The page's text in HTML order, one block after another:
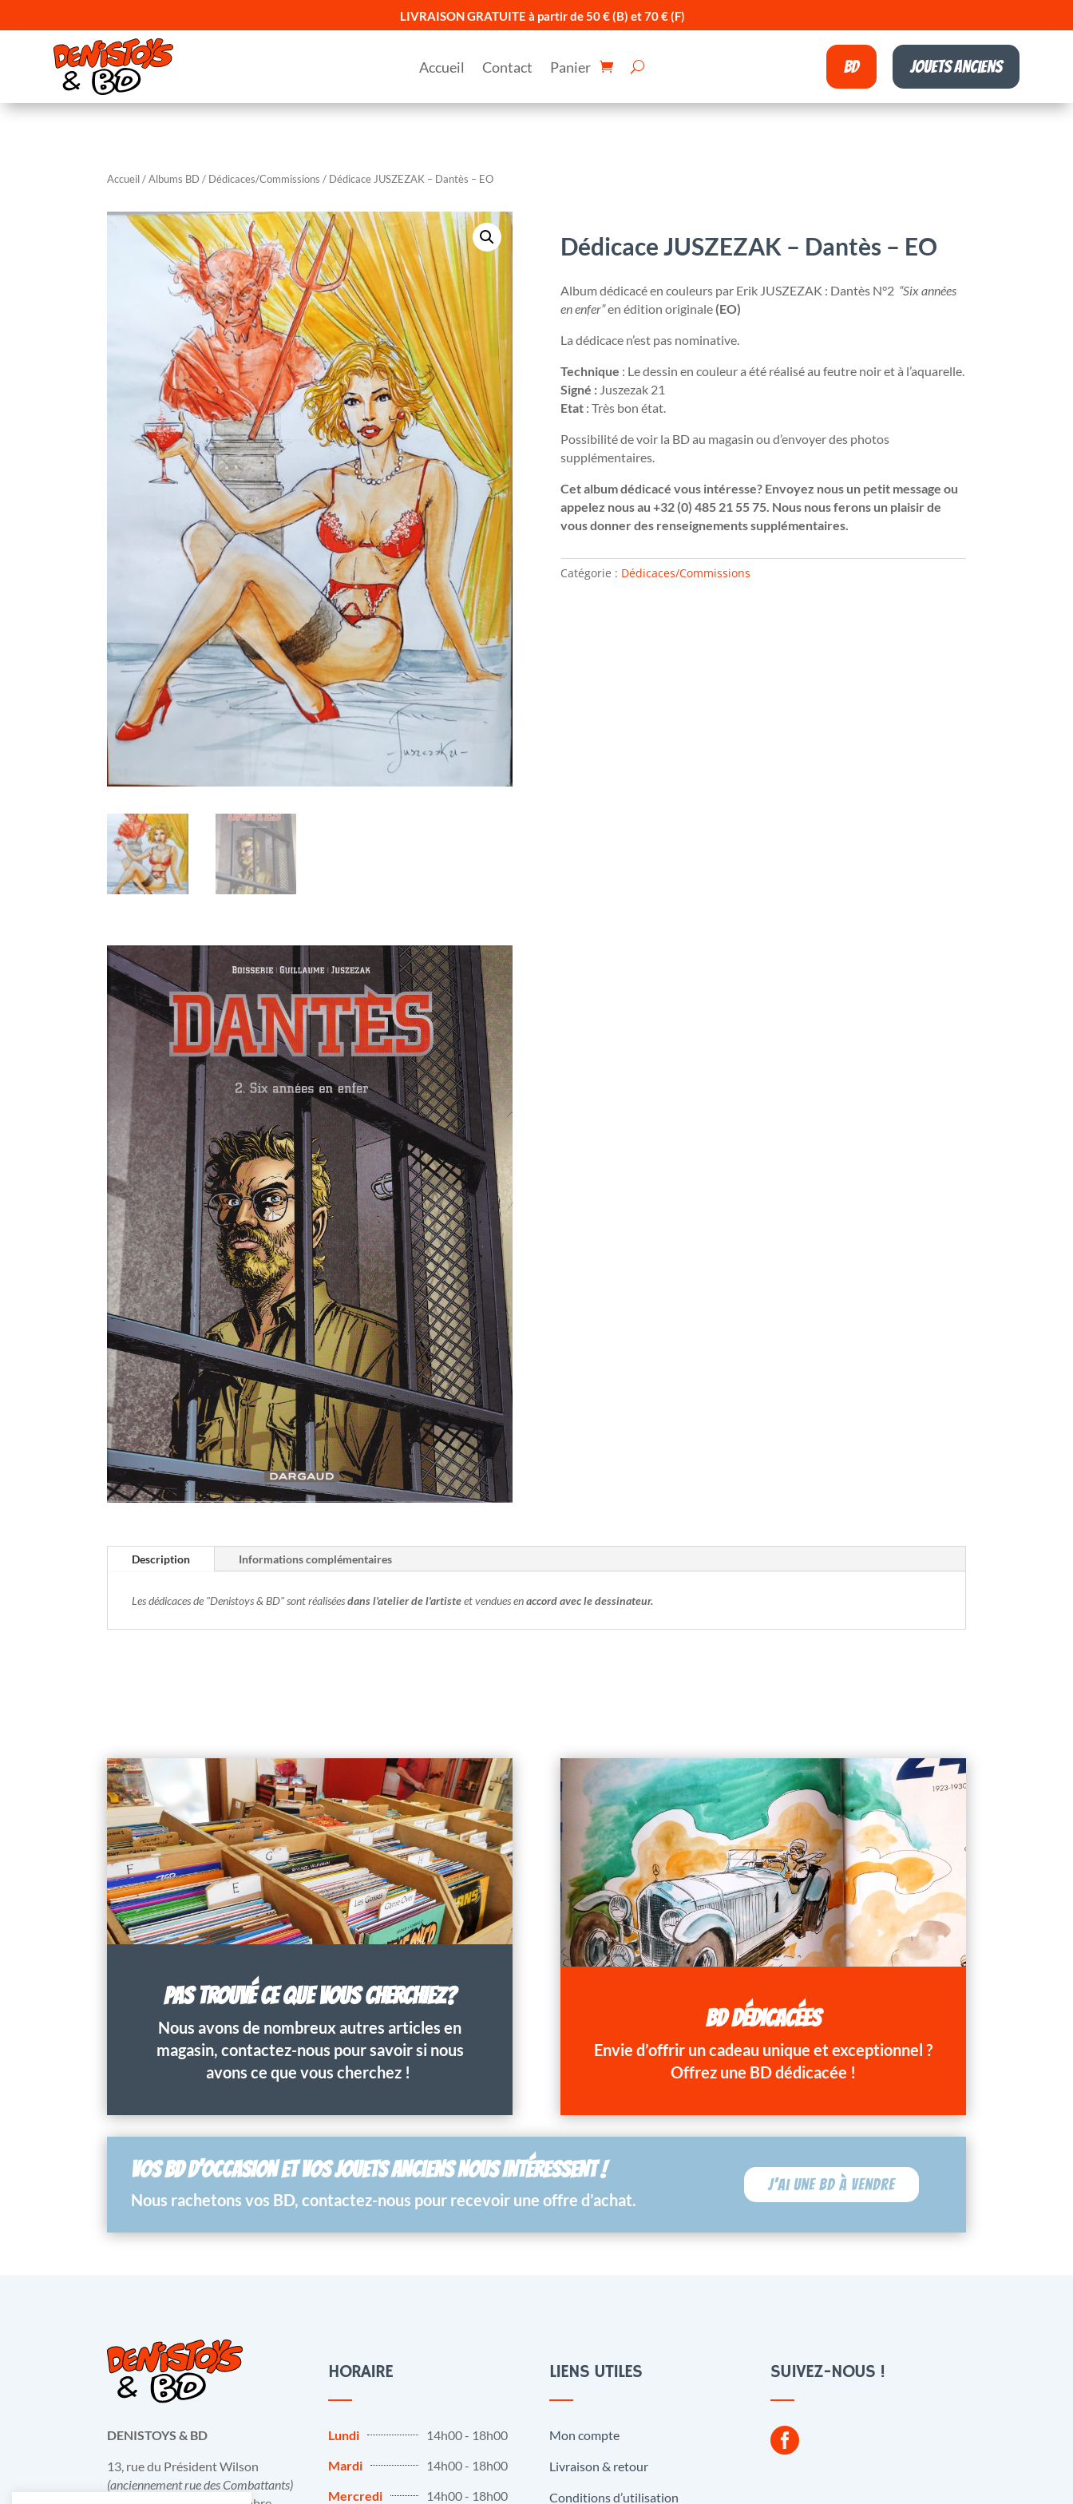
LIVRAISON GRATUITE à partir de 50 € (B) et 70 € (F)
Accueil Contact Panier BD Jouets anciens
Accueil/Albums BD / Dédicaces/Commissions / Dédicace JUSZEZAK – Dantès – EO
Dédicace JUSZEZAK – Dantès – EO
Album dédicacé en couleurs par Erik JUSZEZAK : Dantès N°2 “Six années
en enfer”en édition originale (EO)
La dédicace n’est pas nominative.
Technique : Le dessin en couleur a été réalisé au feutre noir et à l’aquarelle.
Signé :Juszezak 21
Etat: Très bon état.
Possibilité de voir la BD au magasin ou d’envoyer des photos
supplémentaires.
Cet album dédicacé vous intéresse? Envoyez nous un petit message ou
appelez nous au +32 (0) 485 21 55 75. Nous nous ferons un plaisir de
vous donner des renseignements supplémentaires.
Catégorie : Dédicaces/Commissions
Description Informations complémentaires
Les dédicaces de "Denistoys & BD" sont réaliséesdans l'atelier de l'artisteet vendues enaccord avec le dessinateur.
PAS TROUVÉ CE QUE VOUS CHERCHIEZ?
Nous avons de nombreux autres articles en
magasin, contactez-nous pour savoir si nous
avons ce que vous cherchez !
BD DÉDICACÉES
Envie d’offrir un cadeau unique et exceptionnel ?
Offrez une BD dédicacée !
VOS BD D’OCCASION ET VOS JOUETS ANCIENS NOUS INTÉRESSENT !
Nous rachetons vos BD, contactez-nous pour recevoir une offre d’achat.
J'ai une BD à vendre
DENISTOYS & BD
13, rue du Président Wilson
(anciennement rue des Combattants)
HORAIRE
Lundi
14h00 - 18h00
Mardi
14h00 - 18h00
Mercredi
14h00 - 18h00
LIENS UTILES
Mon compte
Livraison & retour
Conditions d’utilisation
SUIVEZ-NOUS !
